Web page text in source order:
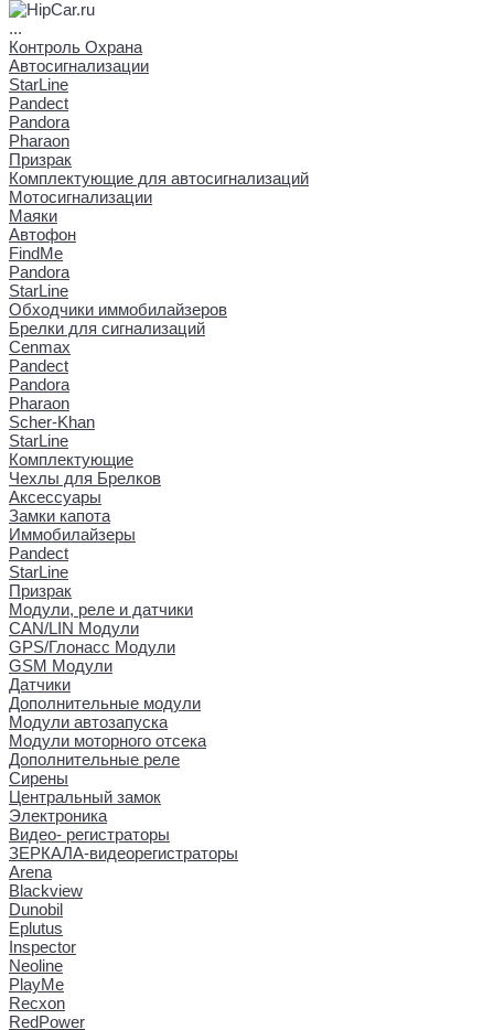
...
Контроль Охрана
Автосигнализации
StarLine
Pandect
Pandora
Pharaon
Призрак
Комплектующие для автосигнализаций
Мотосигнализации
Маяки
Автофон
FindMe
Pandora
StarLine
Обходчики иммобилайзеров
Брелки для сигнализаций
Cenmax
Pandect
Pandora
Pharaon
Scher-Khan
StarLine
Комплектующие
Чехлы для Брелков
Аксессуары
Замки капота
Иммобилайзеры
Pandect
StarLine
Призрак
Модули, реле и датчики
CAN/LIN Модули
GPS/Глонасс Модули
GSM Модули
Датчики
Дополнительные модули
Модули автозапуска
Модули моторного отсека
Дополнительные реле
Сирены
Центральный замок
Электроника
Видео- регистраторы
ЗЕРКАЛА-видеорегистраторы
Arena
Blackview
Dunobil
Eplutus
Inspector
Neoline
PlayMe
Recxon
RedPower